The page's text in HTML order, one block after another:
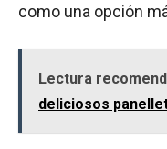
como una opción
Lectura
deliciosos